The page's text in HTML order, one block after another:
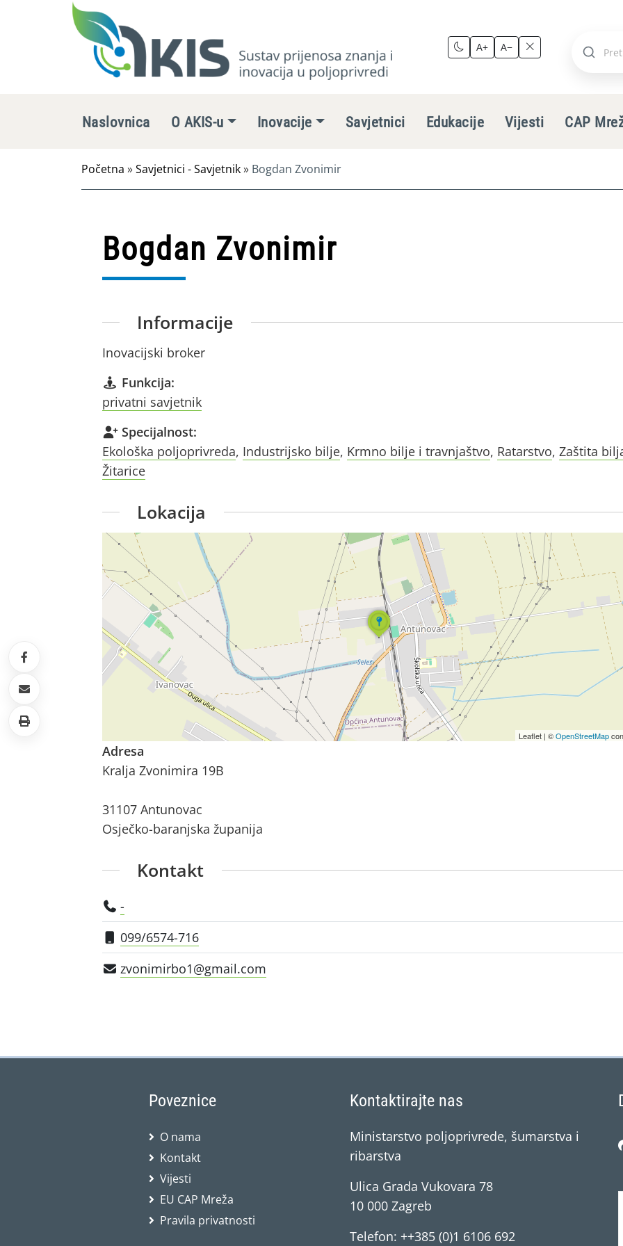
A+ A−
Pretraži
Naslovnica O AKIS-u Inovacije Savjetnici Edukacije Vijesti CAP
Početna »Savjetnici - Savjetnik» Bogdan Zvonimir
Bogdan Zvonimir
Informacije
Inovacijski broker
Funkcija:
privatni savjetnik
Specijalnost:
Ekološka poljoprivreda, Industrijsko bilje, Krmno bilje i travnjaštvo, Ratarstvo, Zaštita
Žitarice
Lokacija
Leaflet | ©OpenStreetMap
Adresa
Kralja Zvonimira 19B
31107 Antunovac
Osječko-baranjska županija
Kontakt
-
099/6574-716
zvonimirbo1@gmail.com
Poveznice
O nama
Kontakt
Vijesti
EU CAP Mreža
Pravila privatnosti
Kontaktirajte nas
Ministarstvo poljoprivrede, šumarstva i
ribarstva
Ulica Grada Vukovara 78
10 000 Zagreb
Telefon: ++385 (0)1 6106 692